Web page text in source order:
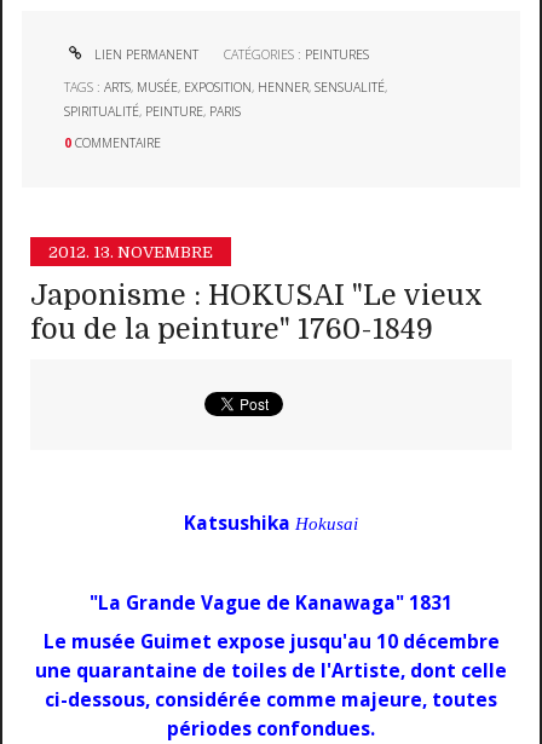
LIEN PERMANENT CATÉGORIES : PEINTURES
TAGS :ARTS, MUSÉE, EXPOSITION, HENNER,SENSUALITÉ,
SPIRITUALITÉ, PEINTURE, PARIS
0 COMMENTAIRE
2012. 13. NOVEMBRE
Japonisme : HOKUSAI "Le vieux
fou de la peinture" 1760-1849
Katsushika Hokusai
"La Grande Vague de Kanawaga" 1831
Le musée Guimet expose jusqu'au 10 décembre
une quarantaine de toiles de l'Artiste, dont celle
ci-dessous, considérée comme majeure, toutes
périodes confondues.